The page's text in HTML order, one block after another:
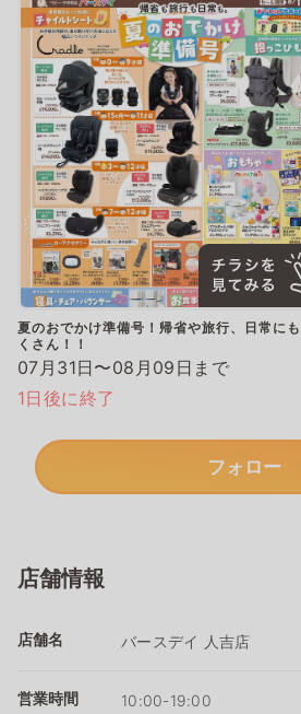
夏のおでかけ準備号！帰省や旅行、日常に
くさん！！
07月31日〜08月09日まで
1日後に終了
フォロー
店舗情報
店舗名 バースデイ 人吉店
営業時間 10:00-19:00